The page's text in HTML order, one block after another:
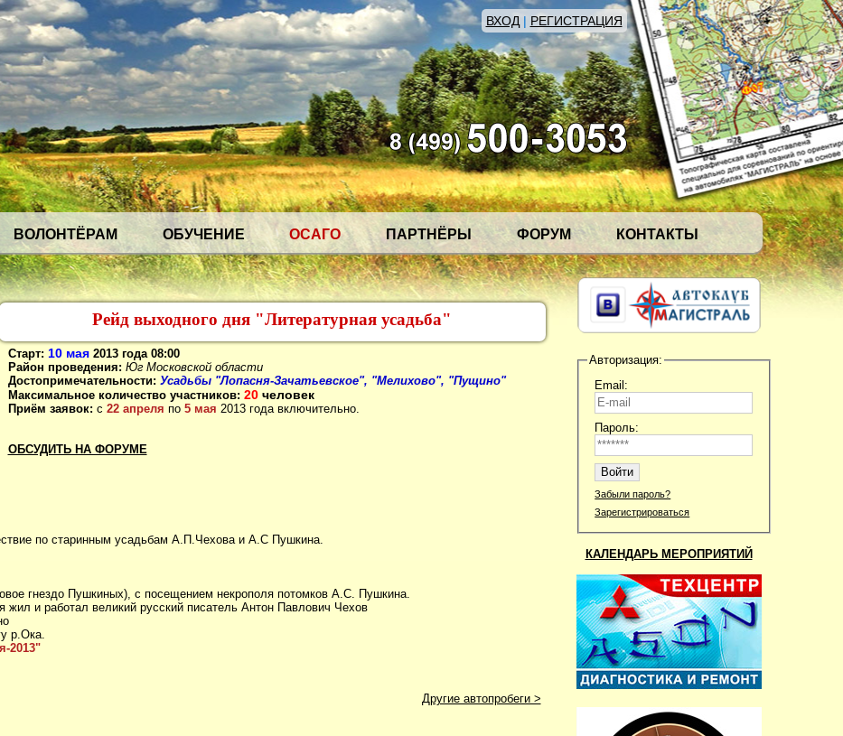
ВХОД| РЕГИСТРАЦИЯ
ВОЛОНТЁРАМ ОБУЧЕНИЕ ОСАГО ПАРТНЁРЫ ФОРУМ КОНТАКТЫ
Авторизация:
Email:
Пароль:
Забыли пароль?
Зарегистрироваться
КАЛЕНДАРЬ МЕРОПРИЯТИЙ
Рейд выходного дня "Литературная усадьба"
Старт: 10 мая 2013 года 08:00
Район проведения: Юг Московской области
Достопримечательности: Усадьбы "Лопасня-Зачатьевское", "Мелихово", "Пущино"
Максимальное количество участников: 20 человек
Приём заявок: с 22 апреля по 5 мая 2013 года включительно.
ОБСУДИТЬ НА ФОРУМЕ
по старинным усадьбам А.П.Чехова и А.С Пушкина.
гнездо Пушкиных), с посещением некрополя потомков А.С. Пушкина.
и работал великий русский писатель Антон Павлович Чехов
р.Ока.
2013"
Другие автопробеги >